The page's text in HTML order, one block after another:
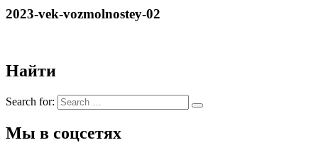
2023-vek-vozmolnostey-02
Найти
Search for:
Мы в соцсетях